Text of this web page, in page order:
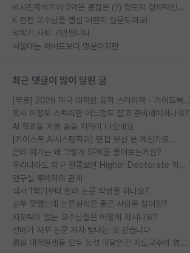
박사진학하기에 2억은 괜찮은 (?) 정도의 경제력인가요
K 전전 교수님들 랩실 어떤지 질문드려요!
막학기 자퇴 고민됩니다
서울대는 하버드보다 명문이지만
최근 댓글이 많이 달린 글
[무료] 2026 미국 대학원 유학 스타터팩 - 가이드북 & 합격자 컨택메일 템플릿
혹시 이정도 스펙이면 어느정도 잡고 준비해야하나요?
AI 학회들 거품 슬슬 지적이 나오네요
[카이스트 AI시스템학과] 면접 보신 분 계신가요...
근데 여기는 왜 그렇게 SPK를 물어보는거임?
우리나라도 학구 열풍보면 Higher Doctorate 학위가 필요하다고 봅니다.
연구실 후배와의 관계
석사 1학기부터 원래 논문 작성을 하나요?
공부 못했는데 논문실적은 좋은 사람을 싫어함?
지도력이 없는 교수님들은 어떻게 하시나요?
선배가 자꾸 논문 저자 탐내는 것 같습니다
랩실 대학원생들 모두 능력 미달인건 지도교수의 영향 아닌가?